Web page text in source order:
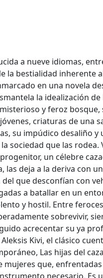
a nueve idiomas,
la bestialidad inherente
en una novela
la idealización de
y feroz bosque,
criaturas de una
su impúdico desaliño y
sociedad que las rodea.
un célebre
las deja a la deriva con
que desconfían con
a batallar en un
y hostil. Entre
sobrevivir,
acrecentar su ya
Kivi, el clásico
Las hijas del
mujeres que, enfrentadas